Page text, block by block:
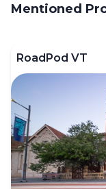
Mentioned
RoadPod VT